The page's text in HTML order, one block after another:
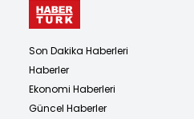
Son Dakika Haberleri
Haberler
Ekonomi Haberleri
Güncel Haberler